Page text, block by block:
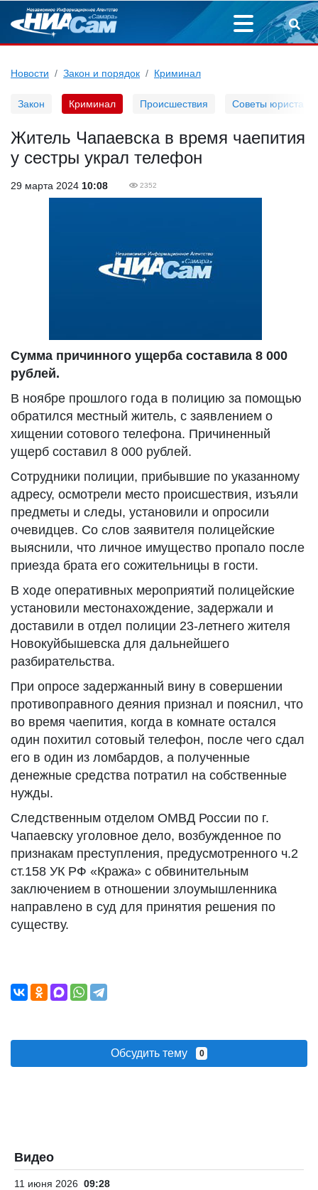
Новости Закон и порядок Криминал
Закон Криминал Происшествия Советы юриста
Житель Чапаевска в время чаепития
у сестры украл телефон
29 марта 2024 10:08 2352
Сумма причинного ущерба составила 8 000
рублей.
В ноябре прошлого года в полицию за помощью
обратился местный житель, с заявлением о
хищении сотового телефона. Причиненный
ущерб составил 8 000 рублей.
Сотрудники полиции, прибывшие по указанному
адресу, осмотрели место происшествия, изъяли
предметы и следы, установили и опросили
очевидцев. Со слов заявителя полицейские
выяснили, что личное имущество пропало после
приезда брата его сожительницы в гости.
В ходе оперативных мероприятий полицейские
установили местонахождение, задержали и
доставили в отдел полиции 23-летнего жителя
Новокуйбышевска для дальнейшего
разбирательства.
При опросе задержанный вину в совершении
противоправного деяния признал и пояснил, что
во время чаепития, когда в комнате остался
один похитил сотовый телефон, после чего сдал
его в один из ломбардов, а полученные
денежные средства потратил на собственные
нужды.
Следственным отделом ОМВД России по г.
Чапаевску уголовное дело, возбужденное по
признакам преступления, предусмотренного ч.2
ст.158 УК РФ «Кража» с обвинительным
заключением в отношении злоумышленника
направлено в суд для принятия решения по
существу.
Обсудить тему 0
Видео
11 июня 2026 09:28